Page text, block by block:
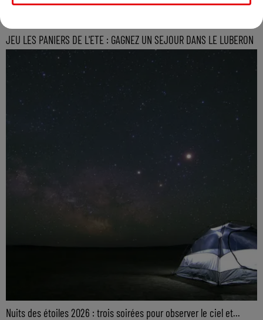
JEU LES PANIERS DE L'ETE : GAGNEZ UN SEJOUR DANS LE LUBERON
Nuits des étoiles 2026 : trois soirées pour observer le ciel et...